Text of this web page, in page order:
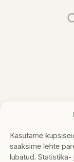
Kasutame
saaksime lehte
lubatud. Statistika-